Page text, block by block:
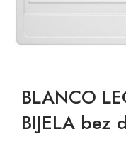
BLANCO
BIJELA bez